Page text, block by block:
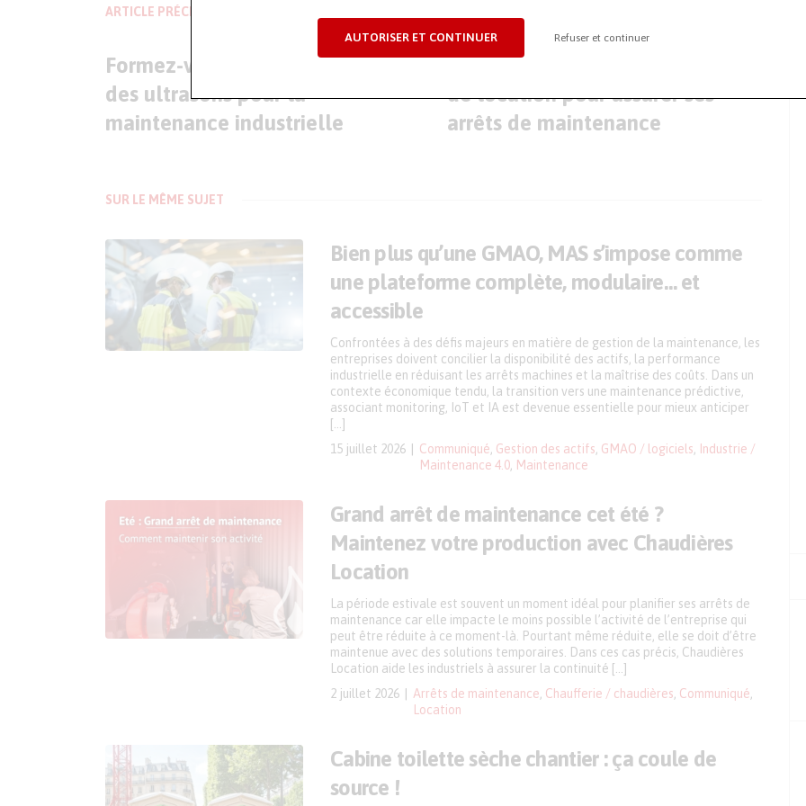
AUTORISER ET CONTINUER Refuser et continuer
ARTICLE PRÉCÉDENT
Formez-vous aux fondamentaux
des ultrasons pour la
maintenance industrielle
Une large gamme de solutions
de location pour assurer ses
arrêts de maintenance
SUR LE MÊME SUJET
Bien plus qu’une GMAO, MAS s’impose comme
une plateforme complète, modulaire… et
accessible
15 juillet 2026 Communiqué Gestion des actifs GMAO / logiciels
Industrie /
Maintenance 4.0 Maintenance
Confrontées à des défis majeurs en matière de gestion de la maintenance, les
entreprises doivent concilier la disponibilité des actifs, la performance
industrielle en réduisant les arrêts machines et la maîtrise des coûts. Dans un
contexte économique tendu, la transition vers une maintenance prédictive,
associant monitoring, IoT et IA est devenue essentielle pour mieux anticiper
[…]
Grand arrêt de maintenance cet été ?
Maintenez votre production avec Chaudières
Location
2 juillet 2026 Arrêts de maintenance Chaufferie / chaudières Communiqué
Location
La période estivale est souvent un moment idéal pour planifier ses arrêts de
maintenance car elle impacte le moins possible l’activité de l’entreprise qui
peut être réduite à ce moment-là. Pourtant même réduite, elle se doit d’être
maintenue avec des solutions temporaires. Dans ces cas précis, Chaudières
Location aide les industriels à assurer la continuité […]
Cabine toilette sèche chantier : ça coule de
source !